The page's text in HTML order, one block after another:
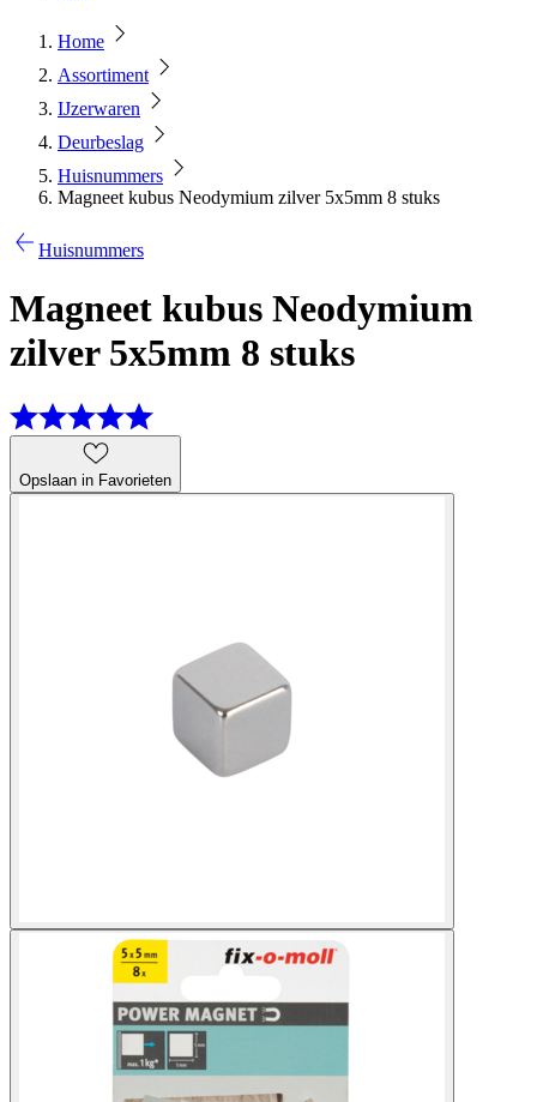
Home
Assortiment
IJzerwaren
Deurbeslag
Huisnummers
Magneet kubus Neodymium zilver 5x5mm 8 stuks
Huisnummers
Magneet kubus Neodymium
zilver 5x5mm 8 stuks
Opslaan in Favorieten